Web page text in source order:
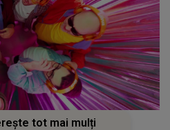
tot mai mulți